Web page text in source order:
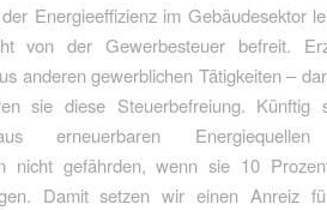
Energieeffizienz im Gebäudesektor
von der Gewerbesteuer befreit.
anderen gewerblichen Tätigkeiten –
sie diese Steuerbefreiung. Künftig
erneuerbaren
nicht gefährden, wenn sie 10
Damit setzen wir einen Anreiz